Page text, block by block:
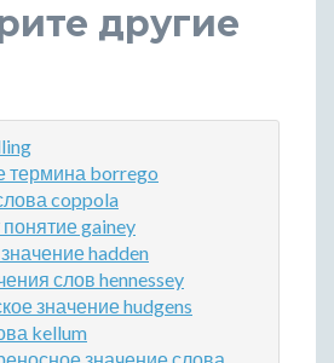
другие
термина borrego
coppola
gainey
hadden
слов hennessey
значение hudgens
kellum